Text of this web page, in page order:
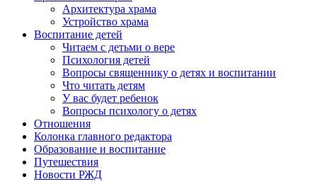
Архитектура храма
Устройство храма
Воспитание детей
Читаем с детьми о вере
Психология детей
Вопросы священнику о детях и воспитании
Что читать детям
У вас будет ребенок
Вопросы психологу о детях
Отношения
Колонка главного редактора
Образование и воспитание
Путешествия
Новости РЖД